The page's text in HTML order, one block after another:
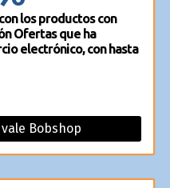
los productos con
Ofertas que ha
electrónico, con hasta
Bobshop